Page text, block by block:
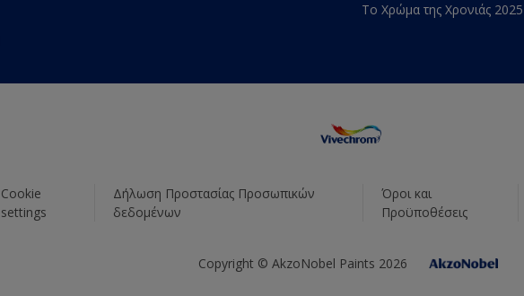
Το Χρώμα της Χρονιάς 2025
Cookie
settings
Δήλωση Προστασίας Προσωπικών
δεδομένων
Όροι και
Προϋποθέσεις
Copyright © AkzoNobel Paints 2026